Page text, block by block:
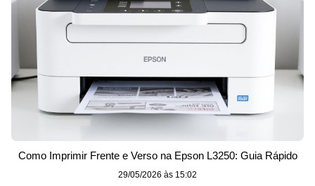
Como Imprimir Frente e Verso na Epson L3250: Guia Rápido
29/05/2026 às 15:02